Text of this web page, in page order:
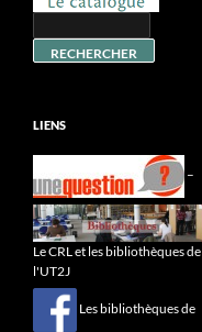
LIENS
–
Le CRL et les bibliothèques de
l'UT2J
Les bibliothèques de